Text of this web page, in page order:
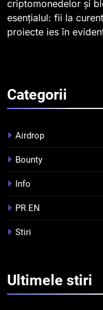
2
3
4
criptomonedelor și
esențialul: fii la
proiecte ies în
Categorii
Airdrop
Bounty
Info
PR EN
Stiri
Ultimele stiri